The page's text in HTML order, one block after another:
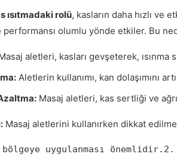
ısıtmadaki rolü, kasların daha hızlı ve
performansı olumlu yönde etkiler. Bu
aletleri, kasları gevşeterek, ısınma
Aletlerin kullanımı, kan dolaşımını
Masaj aletleri, kas sertliği ve
Masaj aletlerini kullanırken dikkat
uygulanması